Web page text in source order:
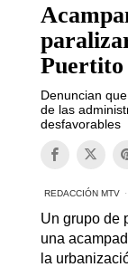
Puertito
Denuncian
de las
desfavorables
REDACCIÓN MTV
Un grupo de
una
la